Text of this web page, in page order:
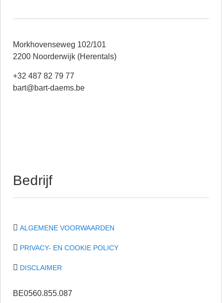
Morkhovenseweg 102/101
2200 Noorderwijk (Herentals)
+32 487 82 79 77
bart@bart-daems.be
Bedrijf
ALGEMENE VOORWAARDEN
PRIVACY- EN COOKIE POLICY
DISCLAIMER
BE0560.855.087